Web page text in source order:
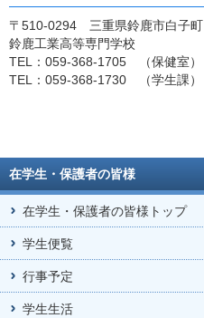
〒510-0294 三重県鈴鹿市白子町
鈴鹿工業高等専門学校
TEL：059-368-1705 （保健室）
TEL：059-368-1730 （学生課）
在学生・保護者の皆様
在学生・保護者の皆様トップ
学生便覧
行事予定
学生生活